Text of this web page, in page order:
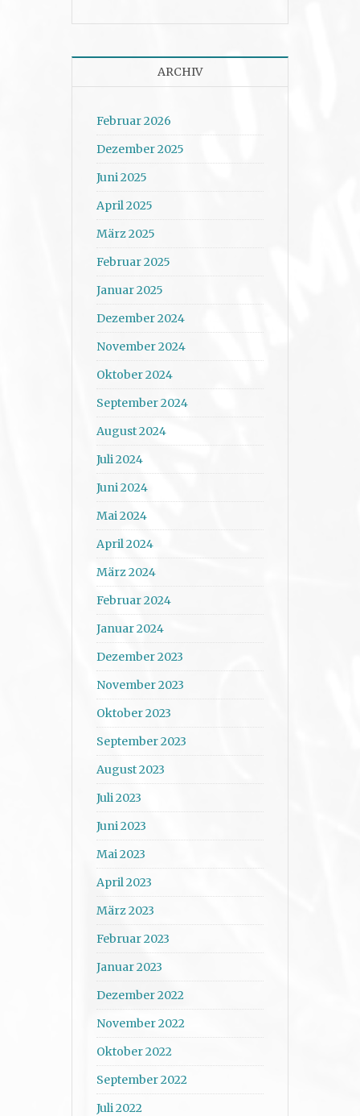
ARCHIV
Februar 2026
Dezember 2025
Juni 2025
April 2025
März 2025
Februar 2025
Januar 2025
Dezember 2024
November 2024
Oktober 2024
September 2024
August 2024
Juli 2024
Juni 2024
Mai 2024
April 2024
März 2024
Februar 2024
Januar 2024
Dezember 2023
November 2023
Oktober 2023
September 2023
August 2023
Juli 2023
Juni 2023
Mai 2023
April 2023
März 2023
Februar 2023
Januar 2023
Dezember 2022
November 2022
Oktober 2022
September 2022
Juli 2022